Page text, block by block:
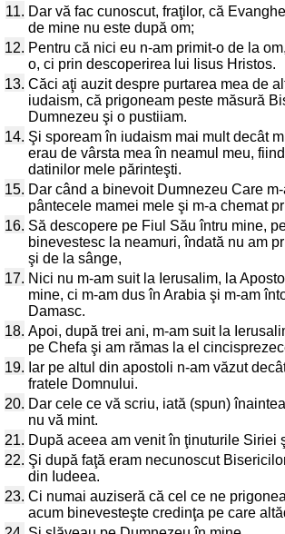
11. Dar vă fac cunoscut, fraţilor, că
de mine nu este după om;
12. Pentru că nici eu n-am primit-o de la
o, ci prin descoperirea lui Iisus Hristos.
13. Căci aţi auzit despre purtarea mea de
iudaism, că prigoneam peste măsură
Dumnezeu şi o pustiiam.
14. Şi spoream în iudaism mai mult decât
erau de vârsta mea în neamul meu,
datinilor mele părinteşti.
15. Dar când a binevoit Dumnezeu Care
pântecele mamei mele şi m-a chemat
16. Să descopere pe Fiul Său întru mine,
binevestesc la neamuri, îndată nu am
şi de la sânge,
17. Nici nu m-am suit la Ierusalim, la
mine, ci m-am dus în Arabia şi m-am
Damasc.
18. Apoi, după trei ani, m-am suit la
pe Chefa şi am rămas la el
19. Iar pe altul din apostoli n-am văzut
fratele Domnului.
20. Dar cele ce vă scriu, iată (spun)
nu vă mint.
21. După aceea am venit în ţinuturile Siriei
22. Şi după faţă eram necunoscut
din Iudeea.
23. Ci numai auziseră că cel ce ne
acum binevesteşte credinţa pe care